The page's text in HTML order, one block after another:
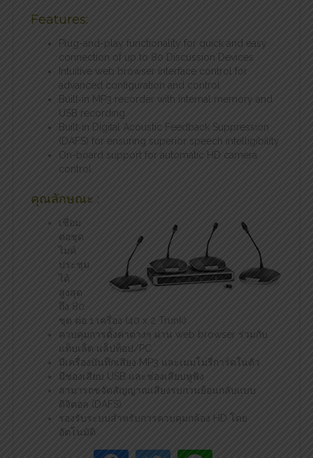
Features:
Plug-and-play functionality for quick and easy
connection of up to 80 Discussion Devices
Intuitive web browser interface control for
advanced configuration and control
Built‑in MP3 recorder with internal memory and
USB recording
Built‑in Digital Acoustic Feedback Suppression
(DAFS) for ensuring superior speech intelligibility
On-board support for automatic HD camera
control
คุณลักษณะ :
เชื่อม
ต่อชุด
ไมค์
ประชุม
ได้
สูงสุด
ถึง 80
ชุด ต่อ 1 เครื่อง (40 x 2 Trunk)
ควบคุมการตั้งค่าต่างๆ ผ่าน web browser ร่วมกับ
แท็บเล็ต แล็ปท็อป/PC
มีเครื่องบันทึกเสียง MP3 และเมมโมรี่การ์ดในตัว
มีช่องเสียบ USB และช่องเสียบหูฟัง
สามารถขจัดสัญญาณเสียงรบกวนย้อนกลับแบบ
ดิจิตอล (DAFS)
รองรับระบบสำหรับการควบคุมกล้อง HD โดย
อัตโนมัติ